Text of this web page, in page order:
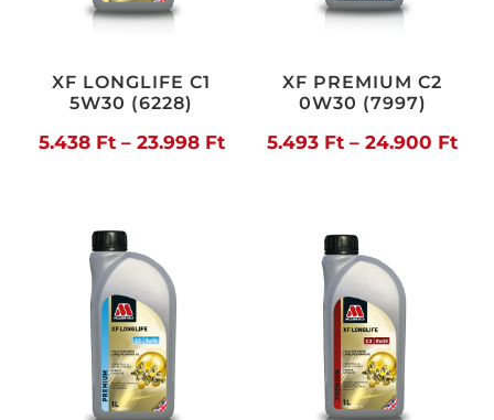
XF LONGLIFE C1
5W30 (6228)
5.438 Ft – 23.998 FtÁrtartomány:
XF PREMIUM C2
0W30 (7997)
5.493 Ft – 24.900 Ft